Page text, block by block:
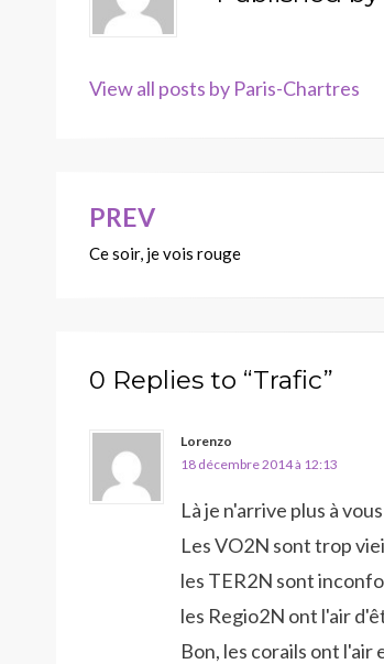
View all posts by Paris-Chartres
Navigation
de
PREV
Ce soir, je vois rouge
0 Replies to “Trafic”
Lorenzo
18 décembre 2014 à 12:13
Là je n'arrive plus à
Les VO2N sont trop
les TER2N sont
les Regio2N ont l'air
Bon, les corails ont